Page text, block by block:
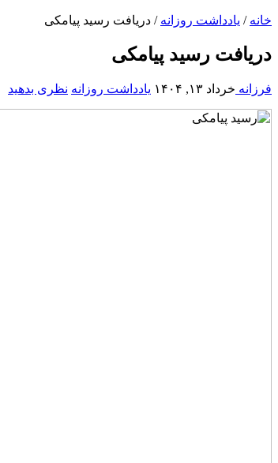
خانه / یادداشت روزانه / دریافت رسید پیامکی
دریافت رسید پیامکی
فرزانه خرداد ۱۳, ۱۴۰۴ یادداشت روزانه نظری بدهید